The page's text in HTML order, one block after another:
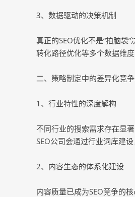
3、数据驱动的决策机制
真正的SEO优化不是“拍脑袋
转化路径优化等多个数据维
二、策略制定中的差异化竞
1、行业特性的深度解构
不同行业的搜索需求存在显
SEO公司会通过行业词库建
2、内容生态的体系化建设
内容质量已成为SEO竞争的